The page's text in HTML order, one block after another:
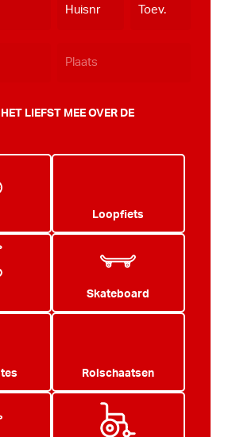
LIEFST MEE OVER DE
Loopfiets
Skateboard
Rolschaatsen